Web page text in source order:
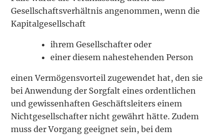
Gesellschaftsverhältnis angenommen, wenn die
Kapitalgesellschaft
ihrem Gesellschafter oder
einer diesem nahestehenden Person
einen Vermögensvorteil zugewendet hat, den sie
bei Anwendung der Sorgfalt eines ordentlichen
und gewissenhaften Geschäftsleiters einem
Nichtgesellschafter nicht gewährt hätte. Zudem
muss der Vorgang geeignet sein, bei dem